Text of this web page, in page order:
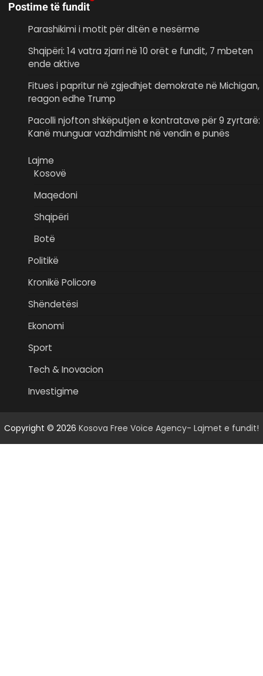
Postime të fundit
Parashikimi i motit për ditën e nesërme
Shqipëri: 14 vatra zjarri në 10 orët e fundit, 7 mbeten
ende aktive
Fitues i papritur në zgjedhjet demokrate në Michigan,
reagon edhe Trump
Pacolli njofton shkëputjen e kontratave për 9 zyrtarë:
Kanë munguar vazhdimisht në vendin e punës
Lajme
Kosovë
Maqedoni
Shqipëri
Botë
Politikë
Kronikë Policore
Shëndetësi
Ekonomi
Sport
Tech & Inovacion
Investigime